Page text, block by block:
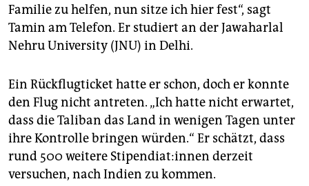
Familie zu helfen, nun sitze ich hier fest“, sagt
Tamin am Telefon. Er studiert an der Jawaharlal
Nehru University (JNU) in ­Delhi.
Ein Rückflugticket hatte er schon, doch er konnte
den Flug nicht antreten. „Ich hatte nicht erwartet,
dass die Taliban das Land in wenigen Tagen unter
ihre Kontrolle bringen würden.“ Er schätzt, dass
rund 500 weitere Sti­pen­dia­t:in­nen derzeit
versuchen, nach Indien zu kommen.